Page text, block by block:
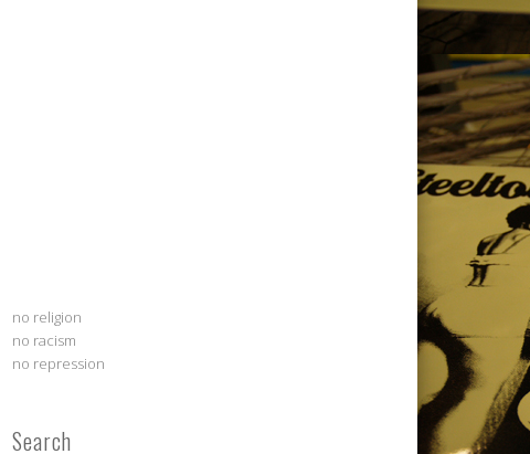
no religion
no racism
no repression
Search